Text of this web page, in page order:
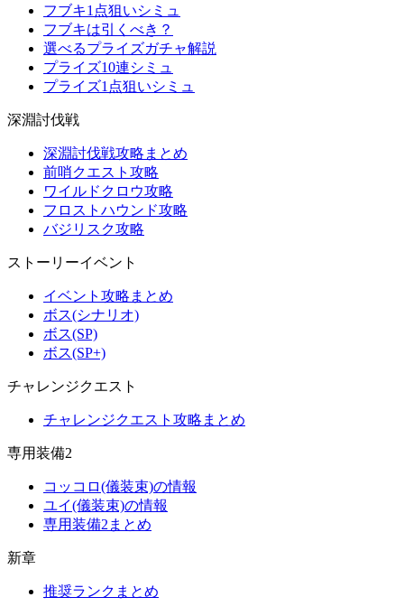
フブキ1点狙いシミュ
フブキは引くべき？
選べるプライズガチャ解説
プライズ10連シミュ
プライズ1点狙いシミュ
深淵討伐戦
深淵討伐戦攻略まとめ
前哨クエスト攻略
ワイルドクロウ攻略
フロストハウンド攻略
バジリスク攻略
ストーリーイベント
イベント攻略まとめ
ボス(シナリオ)
ボス(SP)
ボス(SP+)
チャレンジクエスト
チャレンジクエスト攻略まとめ
専用装備2
コッコロ(儀装束)の情報
ユイ(儀装束)の情報
専用装備2まとめ
新章
推奨ランクまとめ